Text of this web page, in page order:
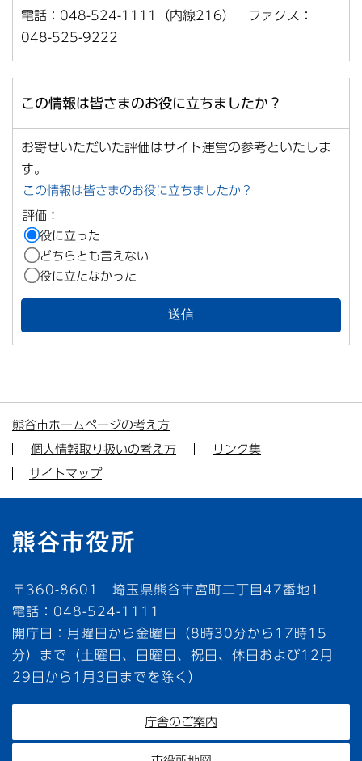
電話：048-524-1111（内線216） ファクス：
048-525-9222
この情報は皆さまのお役に立ちましたか？
お寄せいただいた評価はサイト運営の参考といたしま
す。
この情報は皆さまのお役に立ちましたか？
評価：
役に立った
どちらとも言えない
役に立たなかった
熊谷市ホームページの考え方
個人情報取り扱いの考え方
リンク集
サイトマップ
〒360-8601 埼玉県熊谷市宮町二丁目47番地1
電話：048-524-1111
開庁日：月曜日から金曜日（8時30分から17時15
分）まで（土曜日、日曜日、祝日、休日および12月
29日から1月3日までを除く）
庁舎のご案内